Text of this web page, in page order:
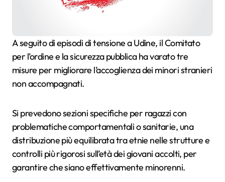
A seguito di episodi di tensione a Udine, il Comitato
per l’ordine e la sicurezza pubblica ha varato tre
misure per migliorare l’accoglienza dei minori stranieri
non accompagnati.
Si prevedono sezioni specifiche per ragazzi con
problematiche comportamentali o sanitarie, una
distribuzione più equilibrata tra etnie nelle strutture e
controlli più rigorosi sull’età dei giovani accolti, per
garantire che siano effettivamente minorenni.